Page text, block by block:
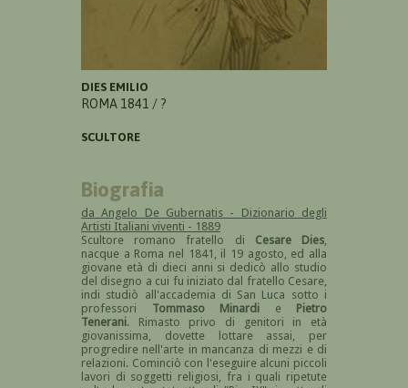
DIES EMILIO
ROMA 1841 / ?
SCULTORE
Biografia
da Angelo De Gubernatis - Dizionario degli
Artisti Italiani viventi - 1889
Scultore romano fratello di Cesare Dies,
nacque a Roma nel 1841, il 19 agosto, ed alla
giovane età di dieci anni si dedicò allo studio
del disegno a cui fu iniziato dal fratello Cesare,
indi studiò all'accademia di San Luca sotto i
professori Tommaso Minardi e Pietro
Tenerani. Rimasto privo di genitori in età
giovanissima, dovette lottare assai, per
progredire nell'arte in mancanza di mezzi e di
relazioni. Cominciò con l'eseguire alcuni piccoli
lavori di soggetti religiosi, fra i quali ripetute